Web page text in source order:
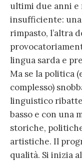
ultimi due anni e
insufficiente:
rimpasto, l’altra
lingua sarda e
Ma se la politica
complesso)
linguistico
basso e con una
storiche,
artistiche. Il
qualità. Si inizia